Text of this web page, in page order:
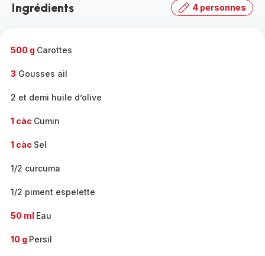
gamme
Ingrédients 4 personnes
500 g Carottes
3 Gousses ail
2 et demi huile d’olive
1 càc Cumin
1 càc Sel
1/2 curcuma
1/2 piment espelette
50 ml Eau
10 g Persil